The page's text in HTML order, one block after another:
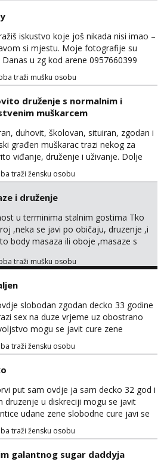
iskustvo koje još nikada nisi imao –
si mjestu. Moje fotografije su
Danas u zg kod arene 0957660399
traži mušku osobu
druženje s normalnim i
muškarcem
duhovit, školovan, situiran, zgodan i
građen muškarac trazi nekog za
viđanje, druženje i uživanje. Dolje
deblji k..., zilav, 19 cm, a gore kosa i
broju 😂 Može druženje, redovito (ako
diskreciju) kod mene u Zagrebu,
na moru itd.. . Super masiram,
u sexu, bez tabua i limita, otvoren i
Moguce i kombinacije ŽŽM ...
traži žensku osobu
i druženje
u terminima stalnim gostima Tko
,neka se javi po običaju, druzenje ,i
body masaza ili oboje ,masaze s
endom..ostali..imate moj mail za info
0958296578 (neki od vas salju
u 2 ujutro ili kasnije🤦🏼‍♀️ali nećete
u to vrime vec 9 do 21)
...
traži mušku osobu
slobodan zgodan decko 33 godine
sex na duze vrjeme uz obostrano
mogu se javit cure zene
moze i udate sve u diskreciji moze
gdje ostajem sa zenom nasamo
da imate auto za dogovor pisite na
098819637 pusa
traži žensku osobu
put sam ovdje ja sam decko 32 god i
druzenje u diskreciji mogu se javit
udane zene slobodne cure javi se
sve ljepo dogovorit necete pogrjesit
traži žensku osobu
galantnog sugar daddyja